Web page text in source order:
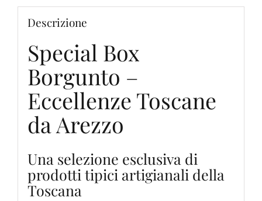
Descrizione
Special Box
Borgunto –
Eccellenze Toscane
da Arezzo
Una selezione esclusiva di
prodotti tipici artigianali della
Toscana